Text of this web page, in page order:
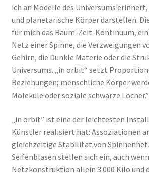
ich an Modelle des Universums
und planetarische Körper darstellen.
für mich das Raum-Zeit-Kontinuum,
Netz einer Spinne, die Verzweigungen
Gehirn, die Dunkle Materie oder die
Universums. „in orbit“ setzt
Beziehungen; menschliche Körper
Moleküle oder soziale schwarze Löcher.”
„in orbit” ist eine der leichtesten
Künstler realisiert hat: Assoziationen
gleichzeitige Stabilität von
Seifenblasen stellen sich ein, auch
Netzkonstruktion allein 3.000 Kilo und